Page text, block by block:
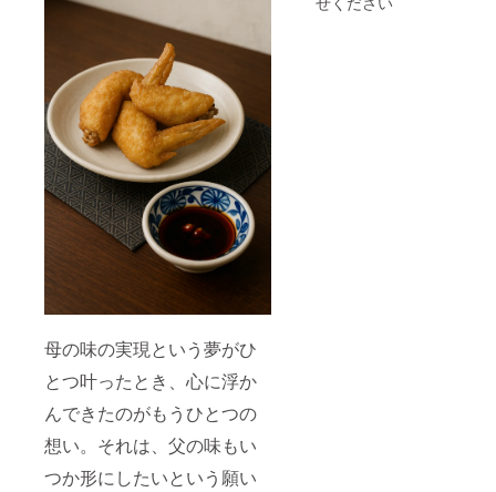
母の味の実現という夢がひ
とつ叶ったとき、心に浮か
んできたのがもうひとつの
想い。それは、父の味もい
つか形にしたいという願い